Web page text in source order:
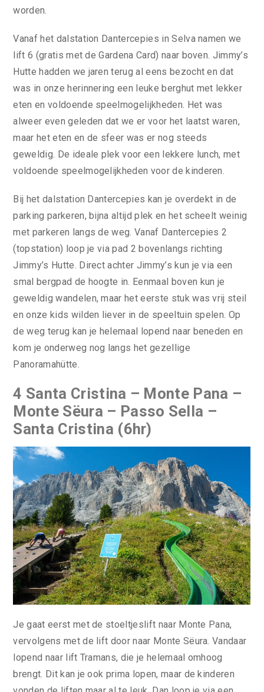
worden.
Vanaf het dalstation Dantercepies in Selva namen we
lift 6 (gratis met de Gardena Card) naar boven. Jimmy’s
Hutte hadden we jaren terug al eens bezocht en dat
was in onze herinnering een leuke berghut met lekker
eten en voldoende speelmogelijkheden. Het was
alweer even geleden dat we er voor het laatst waren,
maar het eten en de sfeer was er nog steeds
geweldig. De ideale plek voor een lekkere lunch, met
voldoende speelmogelijkheden voor de kinderen.
Bij het dalstation Dantercepies kan je overdekt in de
parking parkeren, bijna altijd plek en het scheelt weinig
met parkeren langs de weg. Vanaf Dantercepies 2
(topstation) loop je via pad 2 bovenlangs richting
Jimmy’s Hutte. Direct achter Jimmy’s kun je via een
smal bergpad de hoogte in. Eenmaal boven kun je
geweldig wandelen, maar het eerste stuk was vrij steil
en onze kids wilden liever in de speeltuin spelen. Op
de weg terug kan je helemaal lopend naar beneden en
kom je onderweg nog langs het gezellige
Panoramahütte.
4 Santa Cristina – Monte Pana –
Monte Sëura – Passo Sella –
Santa Cristina (6hr)
Je gaat eerst met de stoeltjeslift naar Monte Pana,
vervolgens met de lift door naar Monte Sëura. Vandaar
lopend naar lift Tramans, die je helemaal omhoog
brengt. Dit kan je ook prima lopen, maar de kinderen